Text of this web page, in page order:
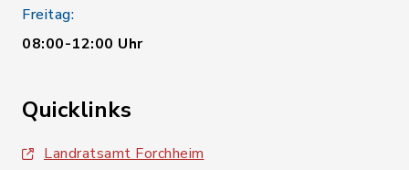
Freitag:
08:00-12:00 Uhr
Quicklinks
Landratsamt Forchheim